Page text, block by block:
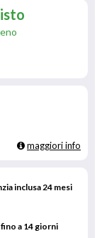
maggiori info
inclusa 24 mesi
a 14 giorni